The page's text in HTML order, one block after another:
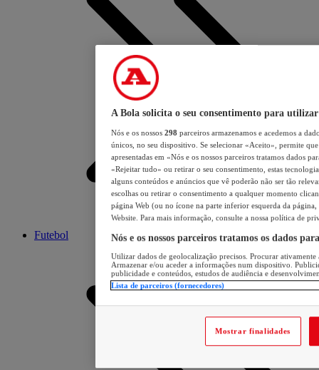
Futebol
A Bola solicita o seu consentimento para utilizar
Nós e os nossos 298 parceiros armazenamos e acedemos a
únicos, no seu dispositivo. Se selecionar «Aceito», permite
apresentadas em «Nós e os nossos parceiros tratamos dados
«Rejeitar tudo» ou retirar o seu consentimento, estas
alguns conteúdos e anúncios que vê poderão não ser tão
escolhas ou retirar o consentimento a qualquer momento
página Web (ou no ícone na parte inferior esquerda da página,
Website. Para mais informação, consulte a nossa política de
Nós e os nossos parceiros tratamos os dados
Utilizar dados de geolocalização precisos. Procurar
Armazenar e/ou aceder a informações num dispositivo.
publicidade e conteúdos, estudos de audiência e
Lista de parceiros (fornecedores)
Mostrar finalidades